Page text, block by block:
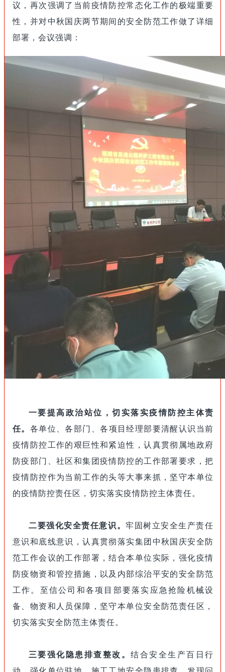
议，再次强调了当前疫情防控常态化工作的极端重要
性，并对中秋国庆两节期间的安全防范工作做了详细
部署，会议强调：
一要提高政治站位，切实落实疫情防控主体责
任。 各单位、各部门、各项目经理部要清醒认识当前
疫情防控工作的艰巨性和紧迫性，认真贯彻属地政府
防疫部门、社区和集团疫情防控的工作部署要求，把
疫情防控作为当前工作的头等大事来抓，坚守本单位
的疫情防控责任区，切实落实疫情防控主体责任。
二要强化安全责任意识。牢固树立安全生产责任
意识和底线意识，认真贯彻落实集团中秋国庆安全防
范工作会议的工作部署，结合本单位实际，强化疫情
防疫物资和管控措施，以及内部综治平安的安全防范
工作。至信公司和各项目部要落实应急抢险机械设
备、物资和人员保障，坚守本单位安全防范责任区，
切实落实安全防范主体责任。
三要强化隐患排查整改。结合安全生产百日行